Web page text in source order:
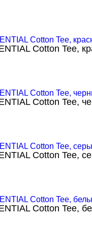
Cotton Tee,
Cotton Tee,
Cotton Tee,
Cotton Tee,